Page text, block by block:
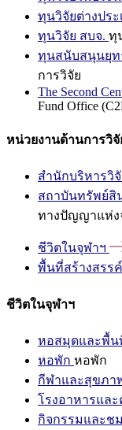
ทุนวิจัยต่างประ
ทุนวิจัย สบจ. ทุ
ทุนสนับสนุนยุท
การวิจัย
The Second
Fund Office
หน่วยงานด้านการวิจั
สำนักบริหารวิ
สถาบันทรัพย์สิ
ทางปัญญาแห่ง
ชีวิตในจุฬาฯ
พื้นที่สร้างสรรค์
ชีวิตในจุฬาฯ
หอสมุดและพื้น
หอพัก หอพัก
กีฬาและสุขภา
โรงอาหารและ
กิจกรรมและช